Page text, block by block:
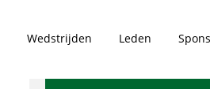
Wedstrijden Leden